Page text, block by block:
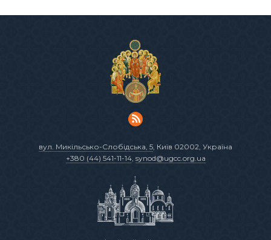
вул. Микільсько-Слобідська, 5, Київ 02002, Україна
+380 (44) 541-11-14, synod@ugcc.org.ua